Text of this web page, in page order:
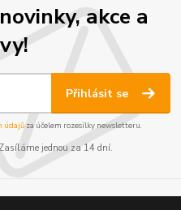
akce a
Přihlásit se
údajůza účelem rozesílky newsletteru.
jednou za 14 dní.